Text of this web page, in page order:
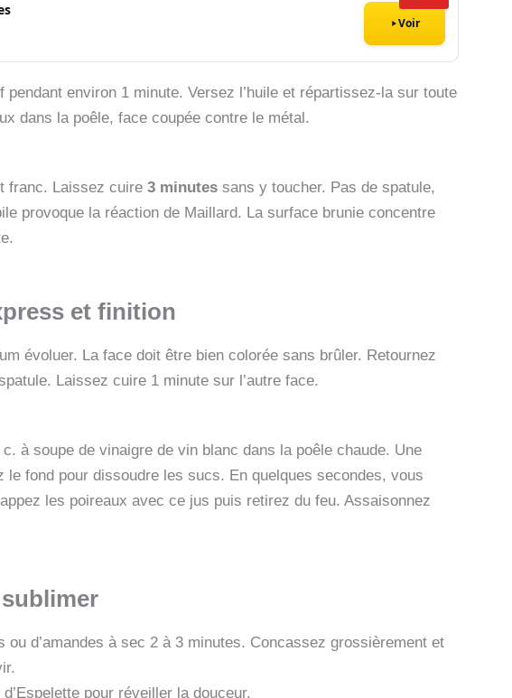
Voir
environ 1 minute. Versez l’huile et répartissez-la sur toute
dans la poêle, face coupée contre le métal.
franc. Laissez cuire 3 minutes sans y toucher. Pas de spatule,
provoque la réaction de Maillard. La surface brunie concentre
et finition
évoluer. La face doit être bien colorée sans brûler. Retournez
Laissez cuire 1 minute sur l’autre face.
à soupe de vinaigre de vin blanc dans la poêle chaude. Une
fond pour dissoudre les sucs. En quelques secondes, vous
les poireaux avec ce jus puis retirez du feu. Assaisonnez
ou d’amandes à sec 2 à 3 minutes. Concassez grossièrement et
pour réveiller la douceur.